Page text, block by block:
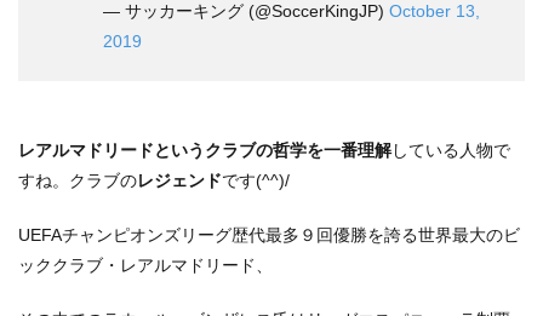
— サッカーキング (@SoccerKingJP) October 13,
2019
レアルマドリードというクラブの哲学を一番理解している人物で
すね。クラブのレジェンドです(^^)/
UEFAチャンピオンズリーグ歴代最多９回優勝を誇る世界最大のビ
ッククラブ・レアルマドリード、